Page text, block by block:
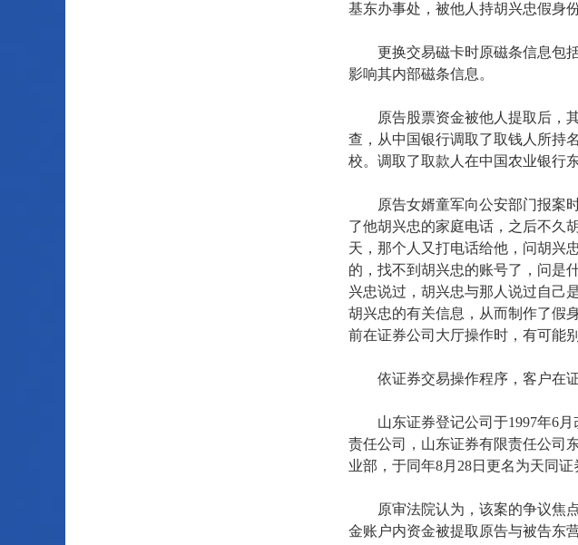
基东办事处，被他人持胡兴忠假身份
更换交易磁卡时原磁条信息包括
影响其内部磁条信息。
原告股票资金被他人提取后，其
查，从中国银行调取了取钱人所持
校。调取了取款人在中国农业银行
原告女婿童军向公安部门报案时
了他胡兴忠的家庭电话，之后不久
天，那个人又打电话给他，问胡兴
的，找不到胡兴忠的账号了，问是
兴忠说过，胡兴忠与那人说过自己
胡兴忠的有关信息，从而制作了假
前在证券公司大厅操作时，有可能
依证券交易操作程序，客户在证
山东证券登记公司于1997年6月
责任公司，山东证券有限责任公司
业部，于同年8月28日更名为天同
原审法院认为，该案的争议焦点
金账户内资金被提取原告与被告东